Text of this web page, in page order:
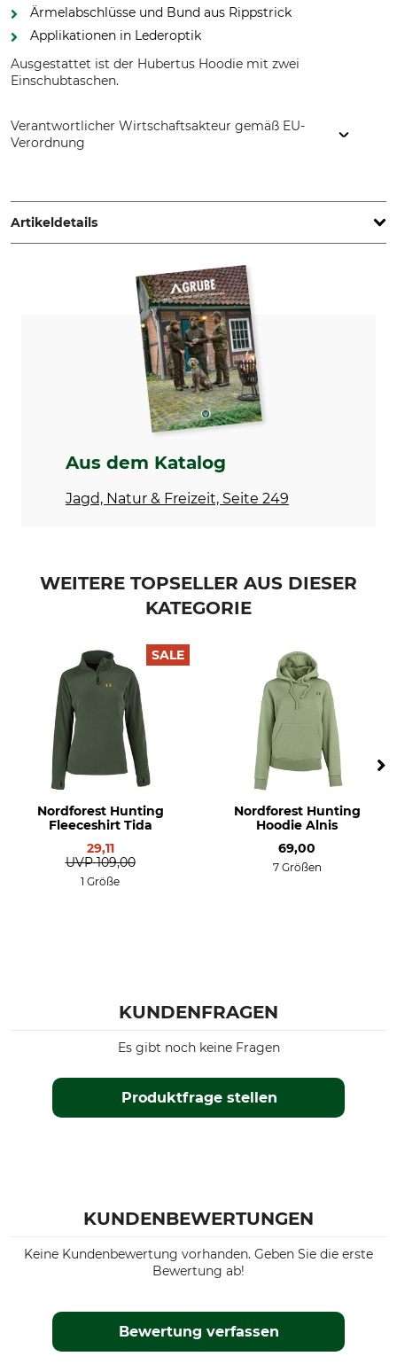
Ärmelabschlüsse und Bund aus Rippstrick
Applikationen in Lederoptik
Ausgestattet ist der Hubertus Hoodie mit zwei
Einschubtaschen.
Verantwortlicher Wirtschaftsakteur gemäß EU-
Verordnung
28876 Oyten, Germany, www.overhues-schuessler.de
Artikeldetails
Produkttyp
Kapuzenpullover
Waschen
40 °C Buntwäsche
Trocknen
Nicht im Wäschetrockner
trocknen
Bügeln bis 150 °C
Professionelle Textilpflege
Nicht trockenreinigen
Farbe
Konfektionsgröße
S
Aus dem Katalog
Jagd, Natur & Freizeit, Seite 249
WEITERE TOPSELLER AUS DIESER
KATEGORIE
SALE
Nordforest Hunting
Fleeceshirt Tida
29,11
UVP 109,00
1 Größe
Nordforest Hunting
Hoodie Alnis
69,00
7 Größen
KUNDENFRAGEN
Produktfrage stellen
Es gibt noch keine Fragen
KUNDENBEWERTUNGEN
Keine Kundenbewertung vorhanden. Geben Sie die erste
Bewertung ab!
Bewertung verfassen